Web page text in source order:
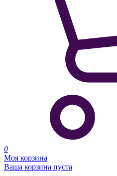
0
Моя корзина
Ваша корзина пуста